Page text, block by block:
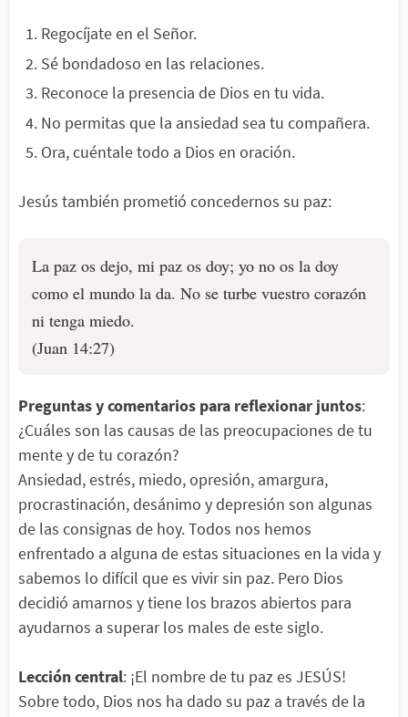
Regocíjate en el Señor.
Sé bondadoso en las relaciones.
Reconoce la presencia de Dios en tu vida.
No permitas que la ansiedad sea tu compañera.
Ora, cuéntale todo a Dios en oración.
Jesús también prometió concedernos su paz:
La paz os dejo, mi paz os doy; yo no os la doy
como el mundo la da. No se turbe vuestro corazón
ni tenga miedo.
(Juan 14:27)
Preguntas y comentarios para reflexionar juntos:
¿Cuáles son las causas de las preocupaciones de tu
mente y de tu corazón?
Ansiedad, estrés, miedo, opresión, amargura,
procrastinación, desánimo y depresión son algunas
de las consignas de hoy. Todos nos hemos
enfrentado a alguna de estas situaciones en la vida y
sabemos lo difícil que es vivir sin paz. Pero Dios
decidió amarnos y tiene los brazos abiertos para
ayudarnos a superar los males de este siglo.
Lección central: ¡El nombre de tu paz es JESÚS!
Sobre todo, Dios nos ha dado su paz a través de la